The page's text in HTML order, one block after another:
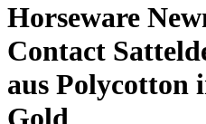
Horseware
Contact
aus Polycotton